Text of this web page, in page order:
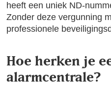
heeft een uniek ND-
Zonder deze vergunning
professionele
Hoe herken je
alarmcentrale?